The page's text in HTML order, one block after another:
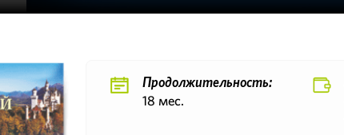
Продолжительность:
18 мес.